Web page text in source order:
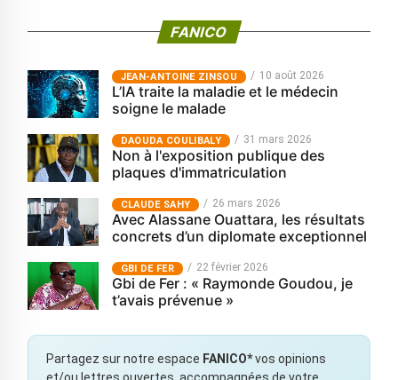
FANICO
JEAN-ANTOINE ZINSOU 10 août 2026
L’IA traite la maladie et le médecin
soigne le malade
‎DAOUDA COULIBALY 31 mars 2026
Non à l'exposition publique des
plaques d'immatriculation
CLAUDE SAHY 26 mars 2026
Avec Alassane Ouattara, les résultats
concrets d’un diplomate exceptionnel
GBI DE FER 22 février 2026
Gbi de Fer : « Raymonde Goudou, je
t’avais prévenue »
Partagez sur notre espace FANICO*vos opinions